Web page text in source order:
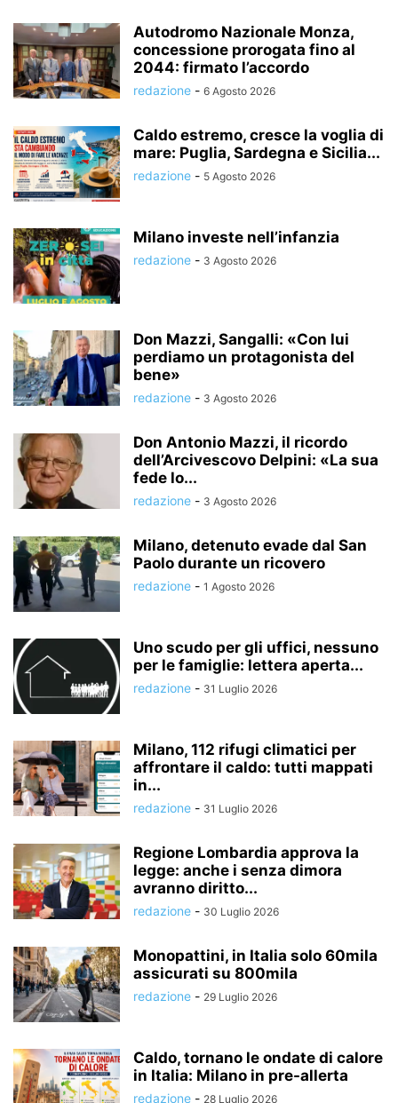
Autodromo Nazionale Monza,
concessione prorogata fino al
2044: firmato l’accordo
redazione - 6 Agosto 2026
Caldo estremo, cresce la voglia di
mare: Puglia, Sardegna e Sicilia...
redazione - 5 Agosto 2026
Milano investe nell’infanzia
redazione - 3 Agosto 2026
Don Mazzi, Sangalli: «Con lui
perdiamo un protagonista del
bene»
redazione - 3 Agosto 2026
Don Antonio Mazzi, il ricordo
dell’Arcivescovo Delpini: «La sua
fede lo...
redazione - 3 Agosto 2026
Milano, detenuto evade dal San
Paolo durante un ricovero
redazione - 1 Agosto 2026
Uno scudo per gli uffici, nessuno
per le famiglie: lettera aperta...
redazione - 31 Luglio 2026
Milano, 112 rifugi climatici per
affrontare il caldo: tutti mappati
in...
redazione - 31 Luglio 2026
Regione Lombardia approva la
legge: anche i senza dimora
avranno diritto...
redazione - 30 Luglio 2026
Monopattini, in Italia solo 60mila
assicurati su 800mila
redazione - 29 Luglio 2026
Caldo, tornano le ondate di calore
in Italia: Milano in pre-allerta
redazione - 28 Luglio 2026